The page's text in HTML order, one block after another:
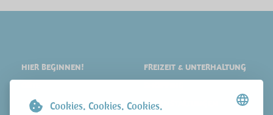
Cookies. Cookies. Cookies.
HIER BEGINNEN!
SEHENSWERTES
FREIZEIT & UNTERHALTUNG
VERANSTALTUNGEN